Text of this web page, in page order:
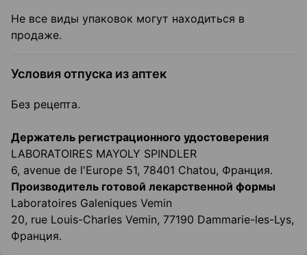
Не все виды упаковок могут находиться в
продаже.
Условия отпуска из аптек
Без рецепта.
Держатель регистрационного удостоверения
LABORATOIRES MAYOLY SPINDLER
6, avenue de l'Europe 51, 78401 Chatou, Франция.
Производитель готовой лекарственной формы
Laboratoires Galeniques Vemin
20, rue Louis-Charles Vemin, 77190 Dammarie-les-Lys,
Франция.